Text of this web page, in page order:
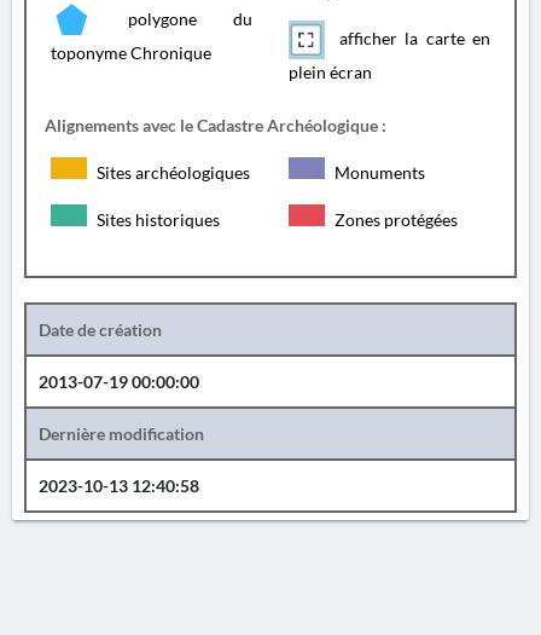
polygone du
toponyme Chronique
afficher la carte en
plein écran
Alignements avec le Cadastre Archéologique :
Sites archéologiques Monuments
Sites historiques Zones protégées
Date de création
2013-07-19 00:00:00
Dernière modification
2023-10-13 12:40:58